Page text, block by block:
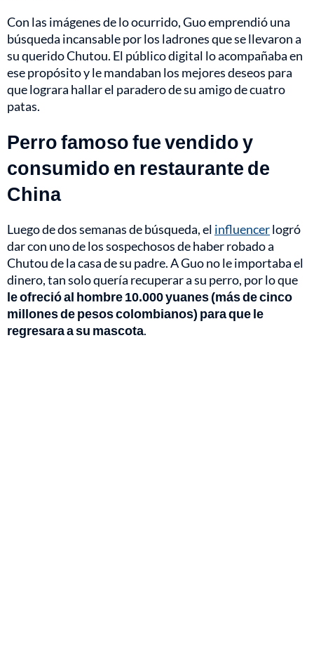
Con las imágenes de lo ocurrido, Guo emprendió una
búsqueda incansable por los ladrones que se llevaron a
su querido Chutou. El público digital lo acompañaba en
ese propósito y le mandaban los mejores deseos para
que lograra hallar el paradero de su amigo de cuatro
patas.
Perro famoso fue vendido y
consumido en restaurante de
China
Luego de dos semanas de búsqueda, el influencerlogró
dar con uno de los sospechosos de haber robado a
Chutou de la casa de su padre. A Guo no le importaba el
dinero, tan solo quería recuperar a su perro, por lo que
le ofreció al hombre 10.000 yuanes (más de cinco
millones de pesos colombianos) para que le
regresara a su mascota.